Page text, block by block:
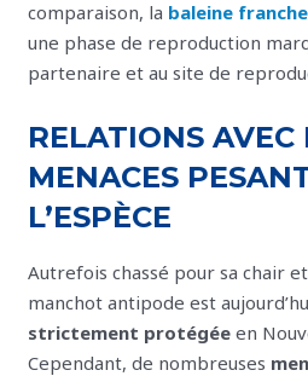
comparaison, la baleine
une phase de reproduction
partenaire et au site de
RELATIONS AVEC
MENACES
L’ESPÈCE
Autrefois chassé pour sa chair
manchot antipode est
strictement protégée en
Cependant, de nombreuses